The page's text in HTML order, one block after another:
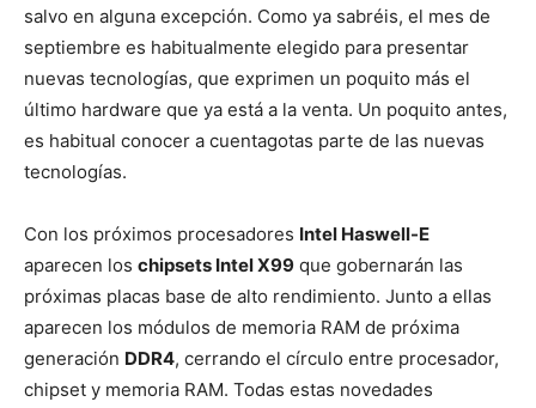
salvo en alguna excepción. Como ya sabréis, el mes de
septiembre es habitualmente elegido para presentar
nuevas tecnologías, que exprimen un poquito más el
último hardware que ya está a la venta. Un poquito antes,
es habitual conocer a cuentagotas parte de las nuevas
tecnologías.
Con los próximos procesadores Intel Haswell-E
aparecen los chipsets Intel X99 que gobernarán las
próximas placas base de alto rendimiento. Junto a ellas
aparecen los módulos de memoria RAM de próxima
generación DDR4, cerrando el círculo entre procesador,
chipset y memoria RAM. Todas estas novedades